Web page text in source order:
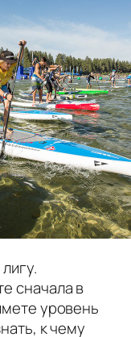
сначала в
уровень
к чему